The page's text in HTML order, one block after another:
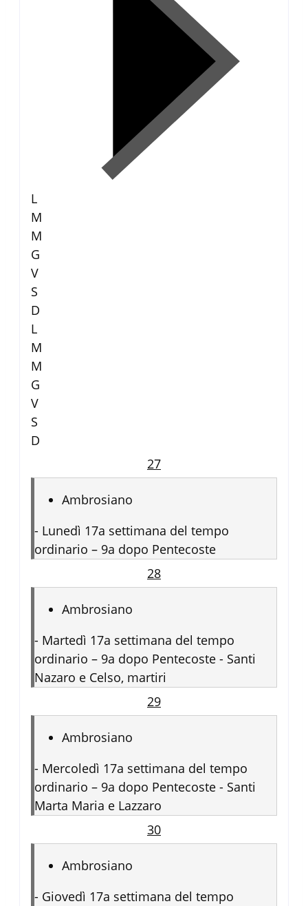
L
M
M
G
V
S
D
L
M
M
G
V
S
D
27
Ambrosiano
- Lunedì 17a settimana del tempo
ordinario – 9a dopo Pentecoste
28
Ambrosiano
- Martedì 17a settimana del tempo
ordinario – 9a dopo Pentecoste - Santi
Nazaro e Celso, martiri
29
Ambrosiano
- Mercoledì 17a settimana del tempo
ordinario – 9a dopo Pentecoste - Santi
Marta Maria e Lazzaro
30
Ambrosiano
- Giovedì 17a settimana del tempo